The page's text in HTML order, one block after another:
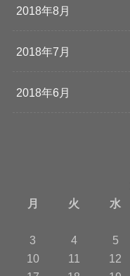
2018年8月
2018年7月
2018年6月
月
火 水
3
4 5
10
11 12